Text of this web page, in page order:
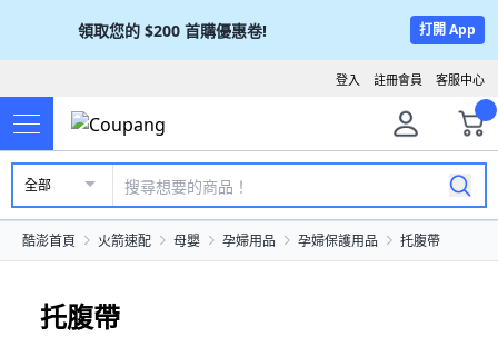
領取您的 $200 首購優惠卷! 打開 App
客服中心
註冊會員
登入
全部
酷澎首頁 火箭速配 母嬰 孕婦用品 孕婦保護用品 托腹帶
托腹帶